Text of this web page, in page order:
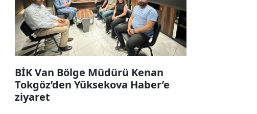
BİK Van Bölge Müdürü Kenan
Tokgöz’den Yüksekova Haber’e
ziyaret